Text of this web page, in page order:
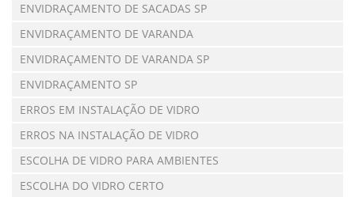
ENVIDRAÇAMENTO DE SACADAS SP
ENVIDRAÇAMENTO DE VARANDA
ENVIDRAÇAMENTO DE VARANDA SP
ENVIDRAÇAMENTO SP
ERROS EM INSTALAÇÃO DE VIDRO
ERROS NA INSTALAÇÃO DE VIDRO
ESCOLHA DE VIDRO PARA AMBIENTES
ESCOLHA DO VIDRO CERTO